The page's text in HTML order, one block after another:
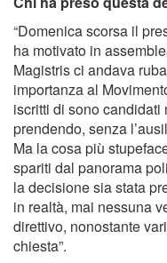
“Domenica scorsa il
ha motivato in
Magistris ci andava
importanza al
iscritti di sono
prendendo, senza
Ma la cosa più
spariti dal panorama
la decisione sia stata
in realtà, mai nessuna
direttivo, nonostante
chiesta”.